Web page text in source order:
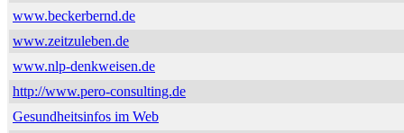
www.beckerbernd.de
www.zeitzuleben.de
www.nlp-denkweisen.de
http://www.pero-consulting.de
Gesundheitsinfos im Web